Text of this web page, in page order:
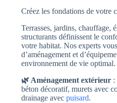
Créez les fondations de votre
Terrasses, jardins, chauffage,
structurants définissent le
votre habitat. Nos experts
d’aménagement et
environnement de vie optimal.
🌿 Aménagement extérieur:
béton décoratif, murets avec
drainage avec puisard.